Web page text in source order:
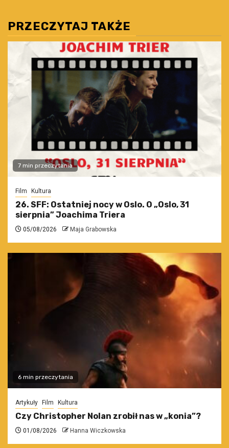
PRZECZYTAJ TAKŻE
7 min przeczytania
Film Kultura
26. SFF: Ostatniej nocy w Oslo. O „Oslo, 31
sierpnia” Joachima Triera
05/08/2026 Maja Grabowska
6 min przeczytania
Artykuły Film Kultura
Czy Christopher Nolan zrobił nas w „konia”?
01/08/2026 Hanna Wiczkowska